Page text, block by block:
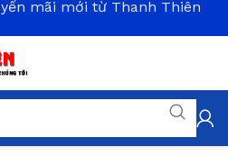
mãi mới từ Thanh Thiên